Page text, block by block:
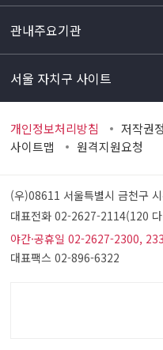
관내주요기관
서울 자치구 사이트
개인정보처리방침 저작권
사이트맵
원격지원요청
(우)08611 서울특별시 금천구
대표전화 02-2627-2114(120
야간·공휴일 02-2627-2300,
대표팩스 02-896-6322